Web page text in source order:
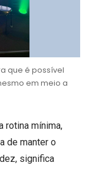
que é possível
em meio a
rotina mínima,
de manter o
significa